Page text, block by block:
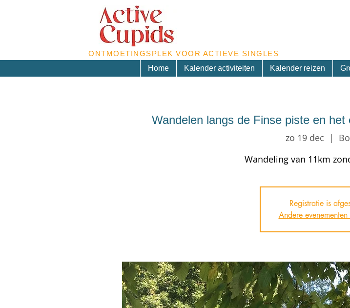
ONTMOETINGSPLEK VOOR ACTIEVE SINGLES
Home
Kalender activiteiten Kalender reizen
Wandelen langs de Finse piste en
zo 19 dec
  |
Wandeling van 11km
Registratie is
Andere